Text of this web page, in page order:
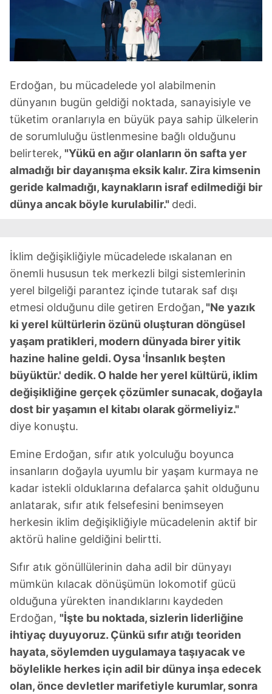
Erdoğan, bu mücadelede yol alabilmenin
dünyanın bugün geldiği noktada, sanayisiyle ve
tüketim oranlarıyla en büyük paya sahip ülkelerin
de sorumluluğu üstlenmesine bağlı olduğunu
belirterek, "Yükü en ağır olanların ön safta yer
almadığı bir dayanışma eksik kalır. Zira kimsenin
geride kalmadığı, kaynakların israf edilmediği bir
dünya ancak böyle kurulabilir." dedi.
İklim değişikliğiyle mücadelede ıskalanan en
önemli hususun tek merkezli bilgi sistemlerinin
yerel bilgeliği parantez içinde tutarak saf dışı
etmesi olduğunu dile getiren Erdoğan, "Ne yazık
ki yerel kültürlerin özünü oluşturan döngüsel
yaşam pratikleri, modern dünyada birer yitik
hazine haline geldi. Oysa 'İnsanlık beşten
büyüktür.' dedik. O halde her yerel kültürü, iklim
değişikliğine gerçek çözümler sunacak, doğayla
dost bir yaşamın el kitabı olarak görmeliyiz."
diye konuştu.
Emine Erdoğan, sıfır atık yolculuğu boyunca
insanların doğayla uyumlu bir yaşam kurmaya ne
kadar istekli olduklarına defalarca şahit olduğunu
anlatarak, sıfır atık felsefesini benimseyen
herkesin iklim değişikliğiyle mücadelenin aktif bir
aktörü haline geldiğini belirtti.
Sıfır atık gönüllülerinin daha adil bir dünyayı
mümkün kılacak dönüşümün lokomotif gücü
olduğuna yürekten inandıklarını kaydeden
Erdoğan, "İşte bu noktada, sizlerin liderliğine
ihtiyaç duyuyoruz. Çünkü sıfır atığı teoriden
hayata, söylemden uygulamaya taşıyacak ve
böylelikle herkes için adil bir dünya inşa edecek
olan, önce devletler marifetiyle kurumlar, sonra